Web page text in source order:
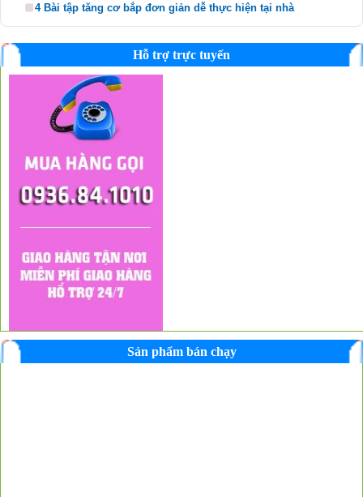
4 Bài tập tăng cơ bắp đơn giản dễ thực hiện tại nhà
Hỗ trợ trực tuyến
Sản phẩm bán chạy